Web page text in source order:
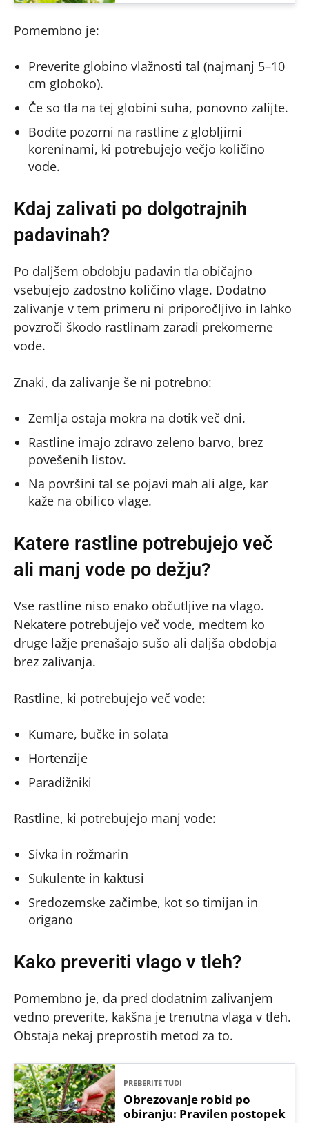
Pomembno je:
Preverite globino vlažnosti tal (najmanj 5–10
cm globoko).
Če so tla na tej globini suha, ponovno zalijte.
Bodite pozorni na rastline z globljimi
koreninami, ki potrebujejo večjo količino
vode.
Kdaj zalivati po dolgotrajnih
padavinah?
Po daljšem obdobju padavin tla običajno
vsebujejo zadostno količino vlage. Dodatno
zalivanje v tem primeru ni priporočljivo in lahko
povzroči škodo rastlinam zaradi prekomerne
vode.
Znaki, da zalivanje še ni potrebno:
Zemlja ostaja mokra na dotik več dni.
Rastline imajo zdravo zeleno barvo, brez
povešenih listov.
Na površini tal se pojavi mah ali alge, kar
kaže na obilico vlage.
Katere rastline potrebujejo več
ali manj vode po dežju?
Vse rastline niso enako občutljive na vlago.
Nekatere potrebujejo več vode, medtem ko
druge lažje prenašajo sušo ali daljša obdobja
brez zalivanja.
Rastline, ki potrebujejo več vode:
Kumare, bučke in solata
Hortenzije
Paradižniki
Rastline, ki potrebujejo manj vode:
Sivka in rožmarin
Sukulente in kaktusi
Sredozemske začimbe, kot so timijan in
origano
Kako preveriti vlago v tleh?
Pomembno je, da pred dodatnim zalivanjem
vedno preverite, kakšna je trenutna vlaga v tleh.
Obstaja nekaj preprostih metod za to.
PREBERITE TUDI
Obrezovanje robid po
obiranju: Pravilen postopek